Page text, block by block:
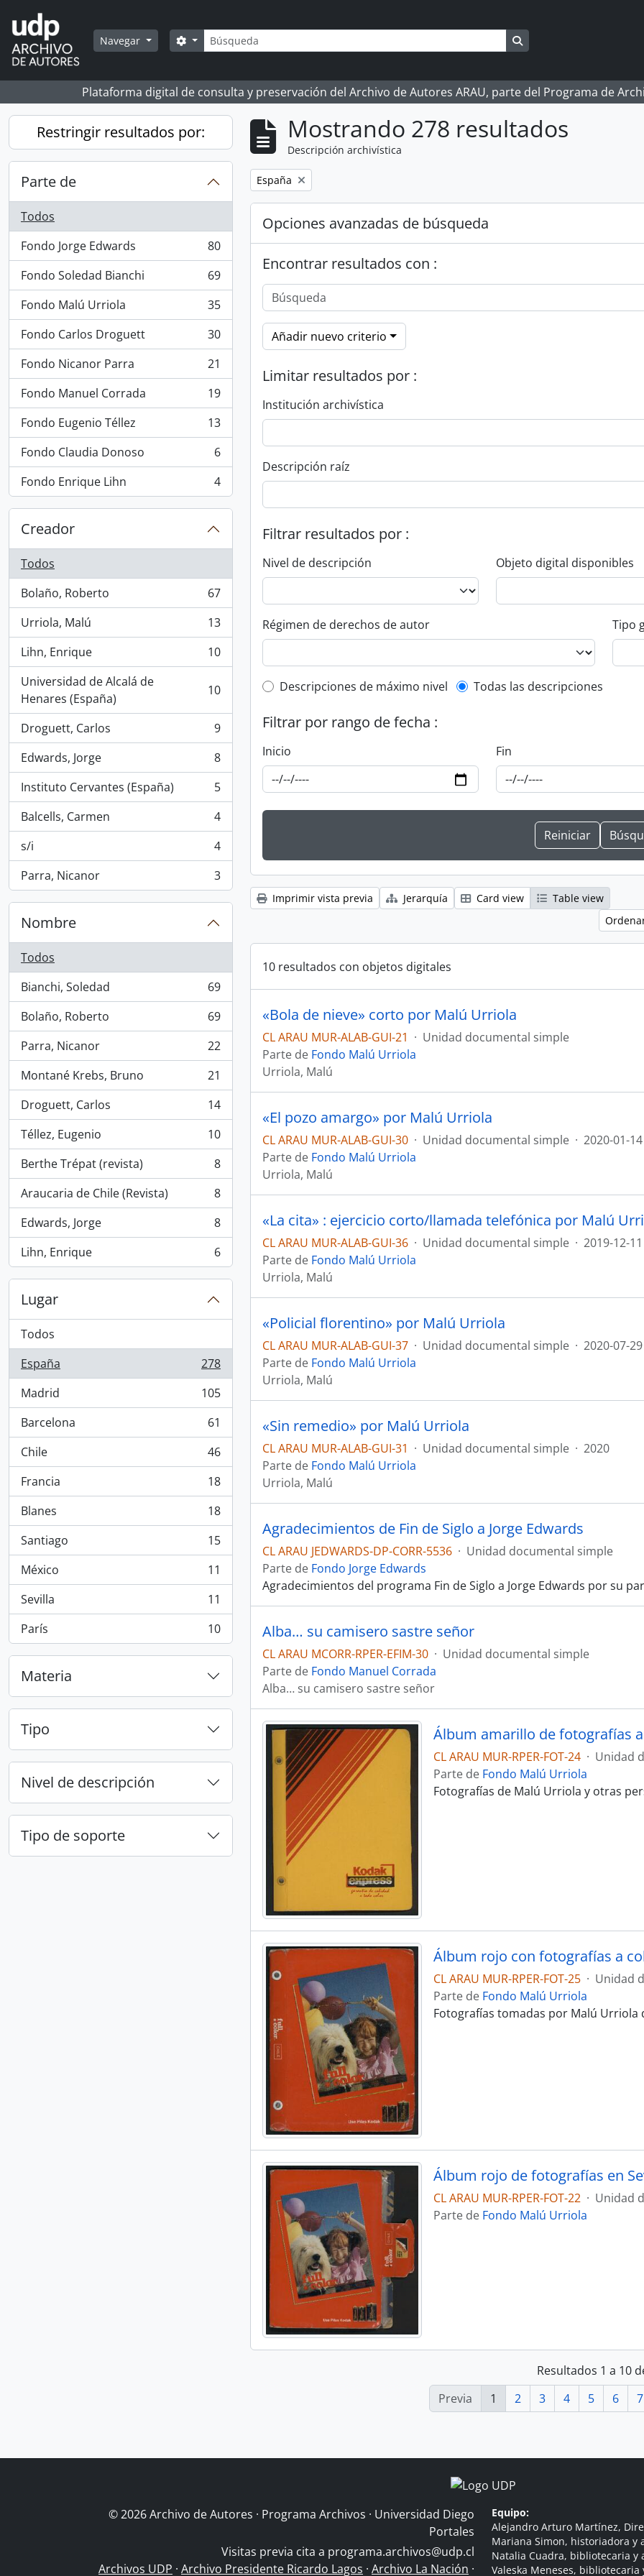
Skip to main content
Navegar Búsqueda
Search options
Plataforma digital de consulta y preservación del Archivo de Autores ARAU, parte del Programa de
Restringir resultados por:
Parte de
Todos
Fondo Jorge Edwards
, 80 resultados
80
Fondo Soledad Bianchi
, 69 resultados
69
Fondo Malú Urriola
, 35 resultados
35
Fondo Carlos Droguett
, 30 resultados
30
Fondo Nicanor Parra
, 21 resultados
21
Fondo Manuel Corrada
, 19 resultados
19
Fondo Eugenio Téllez
, 13 resultados
13
Fondo Claudia Donoso
, 6 resultados
6
Fondo Enrique Lihn
, 4 resultados 4
Creador
Todos
Bolaño, Roberto
, 67 resultados
67
Urriola, Malú
, 13 resultados
13
Lihn, Enrique
, 10 resultados
10
Universidad de Alcalá de
Henares (España)
, 10 resultados 10
Droguett, Carlos
, 9 resultados
9
Edwards, Jorge
, 8 resultados
8
Instituto Cervantes (España)
, 5 resultados
5
Balcells, Carmen
, 4 resultados
4
s/i
, 4 resultados
4
Parra, Nicanor
, 3 resultados 3
Nombre
Todos
Bianchi, Soledad
, 69 resultados
69
Bolaño, Roberto
, 69 resultados
69
Parra, Nicanor
, 22 resultados
22
Montané Krebs, Bruno
, 21 resultados
21
Droguett, Carlos
, 14 resultados
14
Téllez, Eugenio
, 10 resultados
10
Berthe Trépat (revista)
, 8 resultados
8
Araucaria de Chile (Revista)
, 8 resultados
8
Edwards, Jorge
, 8 resultados
8
Lihn, Enrique
, 6 resultados 6
Lugar
Todos
España
, 278 resultados
278
Madrid
, 105 resultados
105
Barcelona
, 61 resultados
61
Chile
, 46 resultados
46
Francia
, 18 resultados
18
Blanes
, 18 resultados
18
Santiago
, 15 resultados
15
México
, 11 resultados
11
Sevilla
, 11 resultados
11
París
, 10 resultados 10
Materia
Tipo
Nivel de descripción
Tipo de soporte
Mostrando 278 resultados
Descripción archivística
Remove filter:
España
Opciones avanzadas de búsqueda
Encontrar resultados con :
Añadir nuevo criterio
Limitar resultados por :
Institución archivística
Descripción raíz
Filtrar resultados por :
Nivel de descripción Objeto digital disponibles
Régimen de derechos de autor Tipo
Top-level description filter
Descripciones de máximo nivel Todas las descripciones
Filtrar por rango de fecha :
Inicio Fin
Imprimir vista previa Jerarquía Card view
Table view
10 resultados con objetos digitales
«Bola de nieve» corto por Malú Urriola
CL ARAU MUR-ALAB-GUI-21 · Unidad documental simple
Parte de Fondo Malú Urriola
Urriola, Malú
«El pozo amargo» por Malú Urriola
CL ARAU MUR-ALAB-GUI-30 · Unidad documental simple · 2020-01-14
Parte de Fondo Malú Urriola
Urriola, Malú
«La cita» : ejercicio corto/llamada telefónica por Malú
CL ARAU MUR-ALAB-GUI-36 · Unidad documental simple · 2019-12-11
Parte de Fondo Malú Urriola
Urriola, Malú
«Policial florentino» por Malú Urriola
CL ARAU MUR-ALAB-GUI-37 · Unidad documental simple · 2020-07-29
Parte de Fondo Malú Urriola
Urriola, Malú
«Sin remedio» por Malú Urriola
CL ARAU MUR-ALAB-GUI-31 · Unidad documental simple · 2020
Parte de Fondo Malú Urriola
Urriola, Malú
Agradecimientos de Fin de Siglo a Jorge Edwards
CL ARAU JEDWARDS-DP-CORR-5536 · Unidad documental simple
Parte de Fondo Jorge Edwards
Agradecimientos del programa Fin de Siglo a Jorge Edwards por su
Alba… su camisero sastre señor
CL ARAU MCORR-RPER-EFIM-30 · Unidad documental simple
Parte de Fondo Manuel Corrada
Alba… su camisero sastre señor
Álbum amarillo de fotografías
CL ARAU MUR-RPER-FOT-24 · Unidad
Parte de Fondo Malú Urriola
Fotografías de Malú Urriola y otras
Álbum rojo con fotografías a
CL ARAU MUR-RPER-FOT-25 · Unidad
Parte de Fondo Malú Urriola
Fotografías tomadas por Malú Urriola
Álbum rojo de fotografías en
CL ARAU MUR-RPER-FOT-22 · Unidad
Parte de Fondo Malú Urriola
Resultados 1 a 10
Previa
1 2 3 4 5 6 7
© 2026 Archivo de Autores · Programa Archivos · Universidad Diego
Portales
Visitas previa cita a programa.archivos@udp.cl
Archivos UDP · Archivo Presidente Ricardo Lagos · Archivo La Nación ·
Equipo:
Alejandro Arturo Martínez,
Mariana Simon, historiadora y
Natalia Cuadra, bibliotecaria y
Valeska Meneses, bibliotecaria